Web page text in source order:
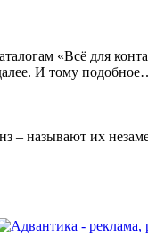
«Всё для
И тому
называют их